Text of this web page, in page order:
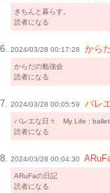
きちんと暮らす。
読者になる
2024/03/28 00:17:28 から
からだの勉強会
読者になる
2024/03/28 00:05:59 バレ
バレエな日々 My Life :
読者になる
2024/03/28 00:04:30
ARuFaの日記
読者になる